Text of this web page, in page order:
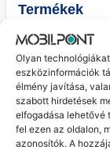
Olyan
eszközinformációk
élmény javítása,
szabott hirdetések
elfogadása lehetővé
fel ezen az oldalon,
azonosítók. A
Termékek